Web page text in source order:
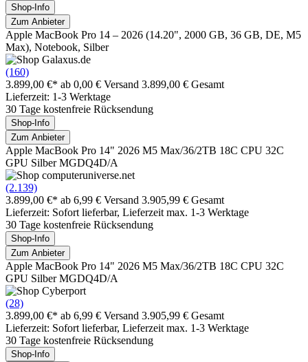
Shop-Info
Zum Anbieter
Apple MacBook Pro 14 – 2026 (14.20", 2000 GB, 36 GB, DE, M5
Max), Notebook, Silber
(160)
3.899,00 €* ab 0,00 € Versand 3.899,00 € Gesamt
Lieferzeit: 1-3 Werktage
30 Tage kostenfreie Rücksendung
Shop-Info
Zum Anbieter
Apple MacBook Pro 14" 2026 M5 Max/36/2TB 18C CPU 32C
GPU Silber MGDQ4D/A
(2.139)
3.899,00 €* ab 6,99 € Versand 3.905,99 € Gesamt
Lieferzeit: Sofort lieferbar, Lieferzeit max. 1-3 Werktage
30 Tage kostenfreie Rücksendung
Shop-Info
Zum Anbieter
Apple MacBook Pro 14" 2026 M5 Max/36/2TB 18C CPU 32C
GPU Silber MGDQ4D/A
(28)
3.899,00 €* ab 6,99 € Versand 3.905,99 € Gesamt
Lieferzeit: Sofort lieferbar, Lieferzeit max. 1-3 Werktage
30 Tage kostenfreie Rücksendung
Shop-Info